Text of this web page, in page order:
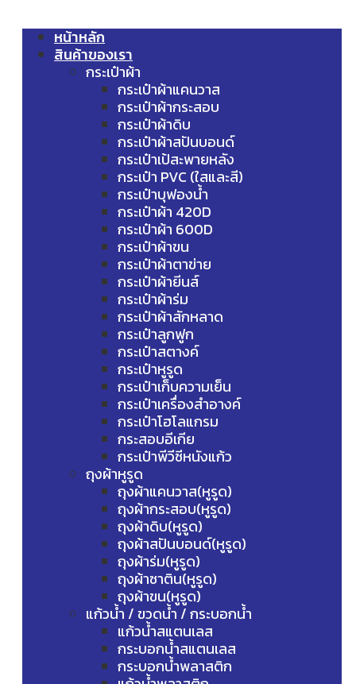
หน้าหลัก
สินค้าของเรา
กระเป๋าผ้า
กระเป๋าผ้าแคนวาส
กระเป๋าผ้ากระสอบ
กระเป๋าผ้าดิบ
กระเป๋าผ้าสปันบอนด์
กระเป๋าเป้สะพายหลัง
กระเป๋า PVC (ใสและสี)
กระเป๋าบุฟองน้ำ
กระเป๋าผ้า 420D
กระเป๋าผ้า 600D
กระเป๋าผ้าขน
กระเป๋าผ้าตาข่าย
กระเป๋าผ้ายีนส์
กระเป๋าผ้าร่ม
กระเป๋าผ้าสักหลาด
กระเป๋าลูกฟูก
กระเป๋าสตางค์
กระเป๋าหูรูด
กระเป๋าเก็บความเย็น
กระเป๋าเครื่องสำอางค์
กระเป๋าโฮโลแกรม
กระสอบอีเกีย
กระเป๋าพีวีซีหนังแก้ว
ถุงผ้าหูรูด
ถุงผ้าแคนวาส(หูรูด)
ถุงผ้ากระสอบ(หูรูด)
ถุงผ้าดิบ(หูรูด)
ถุงผ้าสปันบอนด์(หูรูด)
ถุงผ้าร่ม(หูรูด)
ถุงผ้าซาติน(หูรูด)
ถุงผ้าขน(หูรูด)
แก้วน้ำ / ขวดน้ำ / กระบอกน้ำ
แก้วน้ำสแตนเลส
กระบอกน้ำสแตนเลส
กระบอกน้ำพลาสติก